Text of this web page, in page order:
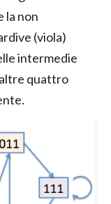
la non
(viola)
intermedie
altre quattro